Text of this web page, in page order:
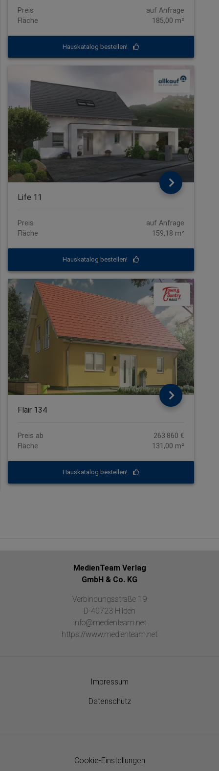
Preis
auf Anfrage
Fläche
185,00 m²
Hauskatalog bestellen!
Life 11
Preis
auf Anfrage
Fläche
159,18 m²
Hauskatalog bestellen!
Flair 134
Preis ab
263.860 €
Fläche
131,00 m²
Hauskatalog bestellen!
MedienTeam Verlag
GmbH & Co. KG
Verbindungsstraße 19
D-40723 Hilden
info@medienteam.net
https://www.medienteam.net
Impressum
Datenschutz
Cookie-Einstellungen